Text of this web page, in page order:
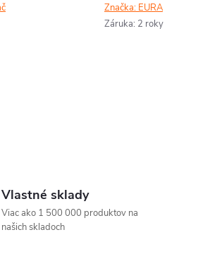
Značka: EURA
Záruka: 2 roky
Vlastné sklady
Viac ako 1 500 000 produktov na
našich skladoch